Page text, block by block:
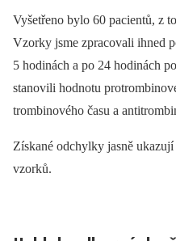
Vyšetřeno bylo 60 pacientů, z
Vzorky jsme zpracovali ihned
5 hodinách a po 24 hodinách
stanovili hodnotu
trombinového času a
Získané odchylky jasně
vzorků.